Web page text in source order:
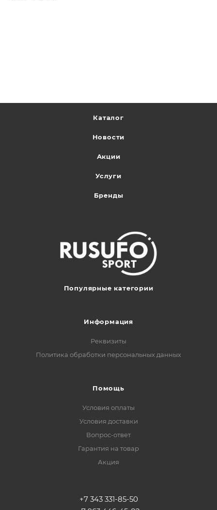
Каталог
Новости
Акции
Услуги
Бренды
Популярные категории
Информация
Реквизиты
Политика обработки персональных данных
Помощь
Условия оплаты
Условия доставки
Вопрос-ответ
Гарантия на товар
Акция
+7 343 331-85-50